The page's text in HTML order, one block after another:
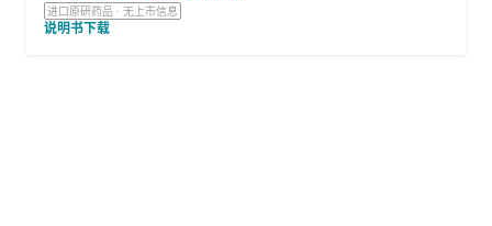
进口原研药品 · 无上市信息
说明书下载